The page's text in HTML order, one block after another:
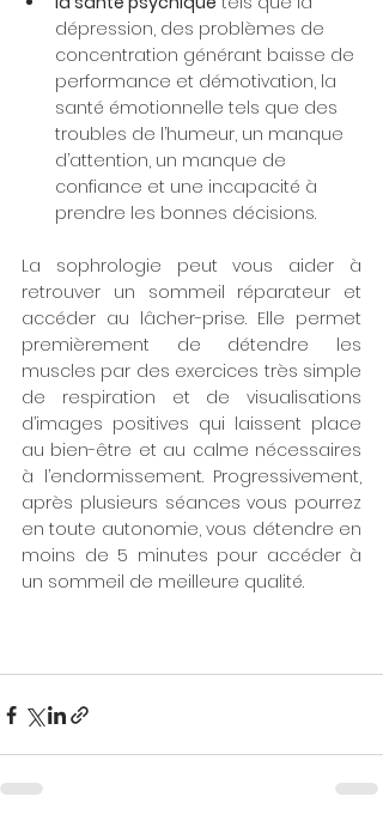
dépression, des problèmes de
concentration générant baisse de
performance et démotivation, la
santé émotionnelle tels que des
troubles de l’humeur, un manque
d’attention, un manque de
confiance et une incapacité à
prendre les bonnes décisions.
La sophrologie peut vous aider à
retrouver un sommeil réparateur et
accéder au lâcher-prise. Elle permet
premièrement de détendre les
muscles par des exercices très simple
de respiration et de visualisations
d’images positives qui laissent place
au bien-être et au calme nécessaires
à l’endormissement. Progressivement,
après plusieurs séances vous pourrez
en toute autonomie, vous détendre en
moins de 5 minutes pour accéder à
un sommeil de meilleure qualité.